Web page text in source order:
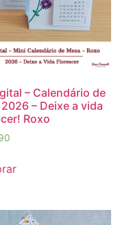
– Calendário de
– Deixe a vida
Roxo